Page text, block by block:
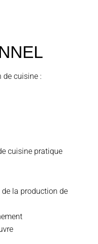
de cuisine :
cuisine pratique
la production de